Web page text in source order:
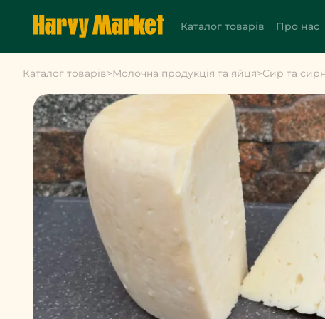
Каталог товарів Про нас
Каталог товарів>Молочна продукція та яйця>Сир та